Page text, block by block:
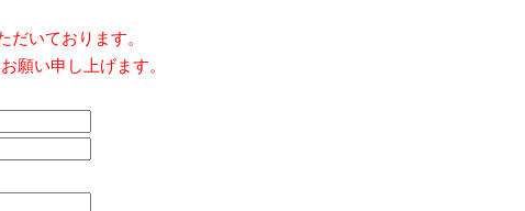
いております。
願い申し上げます。